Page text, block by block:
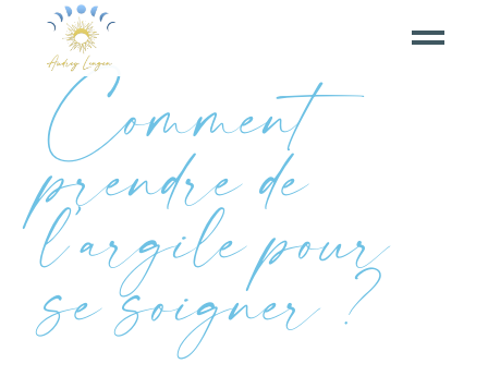
Comment
prendre de
l’argile pour
se soigner ?